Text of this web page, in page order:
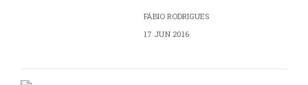
FÁBIO RODRIGUES
17 JUN 2016